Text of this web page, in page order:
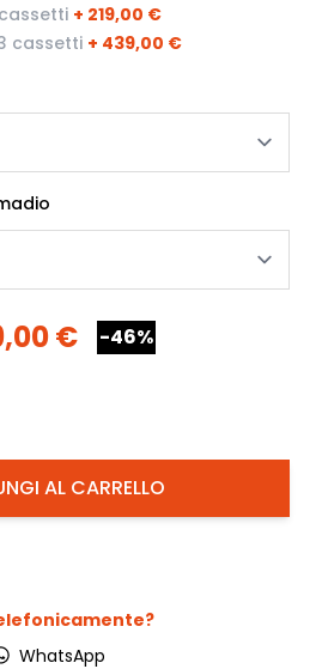
+ 219,00 €
cassetti + 439,00 €
€ -46%
AL CARRELLO
WhatsApp